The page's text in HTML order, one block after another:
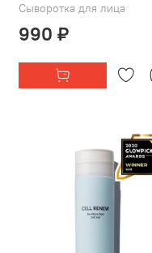
Сыворотка для лица
990 ₽